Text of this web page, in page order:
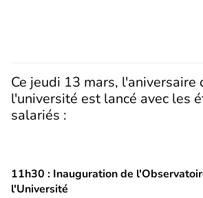
Ce jeudi 13 mars, l'aniversaire
l'université est lancé avec les
salariés :
11h30 : Inauguration de
l'Université